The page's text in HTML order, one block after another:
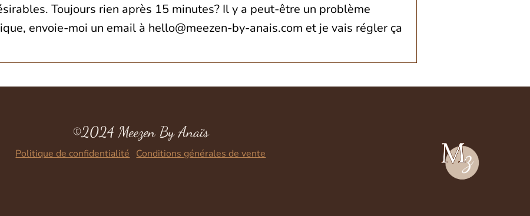
Toujours rien après 15 minutes? Il y a peut-être un problème
envoie-moi un email à hello@meezen-by-anais.com et je vais régler ça
©2024 Meezen By Anaïs
Politique de confidentialité Conditions générales de vente